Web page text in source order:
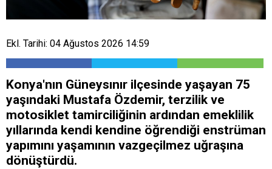
Ekl. Tarihi: 04 Ağustos 2026 14:59
Konya'nın Güneysınır ilçesinde yaşayan 75
yaşındaki Mustafa Özdemir, terzilik ve
motosiklet tamirciliğinin ardından emeklilik
yıllarında kendi kendine öğrendiği enstrüman
yapımını yaşamının vazgeçilmez uğraşına
dönüştürdü.